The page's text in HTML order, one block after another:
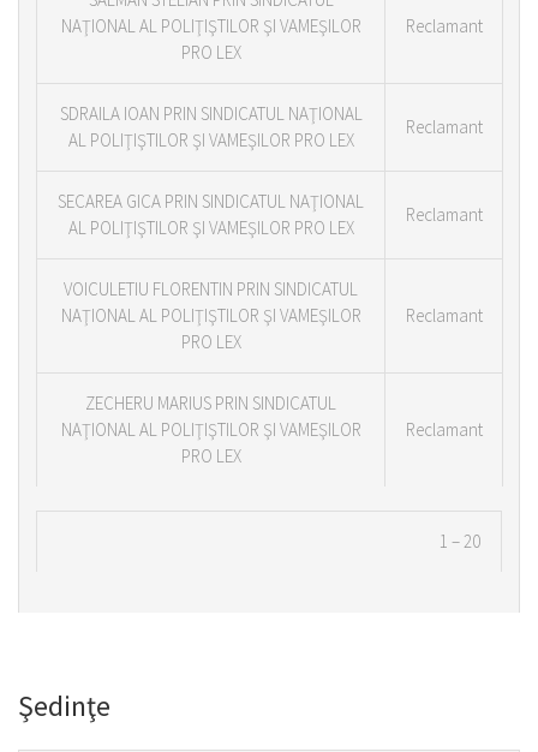
NAŢIONAL AL POLIŢIŞTILOR ŞI VAMEŞILOR
PRO LEX
Reclamant
SDRAILA IOAN PRIN SINDICATUL NAŢIONAL
AL POLIŢIŞTILOR ŞI VAMEŞILOR PRO LEX
Reclamant
SECAREA GICA PRIN SINDICATUL NAŢIONAL
AL POLIŢIŞTILOR ŞI VAMEŞILOR PRO LEX
Reclamant
VOICULETIU FLORENTIN PRIN SINDICATUL
NAŢIONAL AL POLIŢIŞTILOR ŞI VAMEŞILOR
PRO LEX
Reclamant
ZECHERU MARIUS PRIN SINDICATUL
NAŢIONAL AL POLIŢIŞTILOR ŞI VAMEŞILOR
PRO LEX
Reclamant
1 – 20
Şedinţe